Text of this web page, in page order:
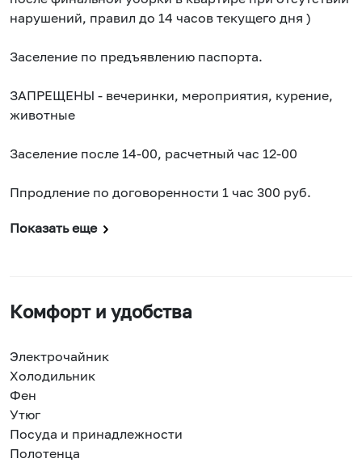
нарушений, правил до 14 часов текущего дня )
Заселение по предъявлению паспорта.
ЗАПРЕЩЕНЫ - вечеринки, мероприятия, курение,
животные
Заселение после 14-00, расчетный час 12-00
Ппродление по договоренности 1 час 300 руб.
Показать еще
Комфорт и удобства
Электрочайник
Холодильник
Фен
Утюг
Посуда и принадлежности
Полотенца